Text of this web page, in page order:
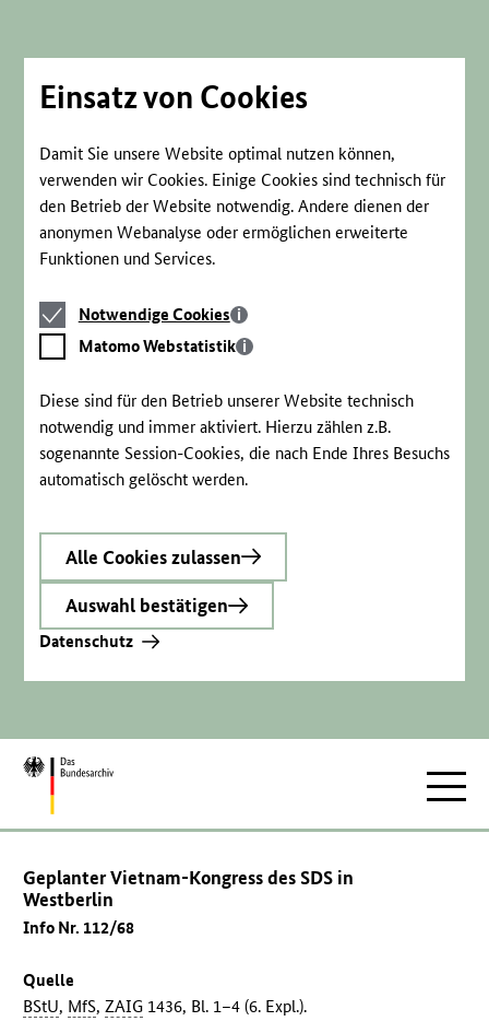
Einsatz von Cookies
Damit Sie unsere Website optimal nutzen können,
verwenden wir Cookies. Einige Cookies sind technisch für
den Betrieb der Website notwendig. Andere dienen der
anonymen Webanalyse oder ermöglichen erweiterte
Funktionen und Services.
Notwendige
Cookies
Notwendige Cookies
Matomo
Webstatistik
Matomo Webstatistik
Diese sind für den Betrieb unserer Website technisch
notwendig und immer aktiviert. Hierzu zählen z.B.
sogenannte Session-Cookies, die nach Ende Ihres Besuchs
automatisch gelöscht werden.
Alle Cookies zulassen
Auswahl bestätigen
Datenschutz
Zur
Geplanter Vietnam-Kongress des SDS in
Westberlin
Info Nr. 112/68
Quelle
BStU, MfS,ZAIG 1436, Bl. 1–4 (6. Expl.).